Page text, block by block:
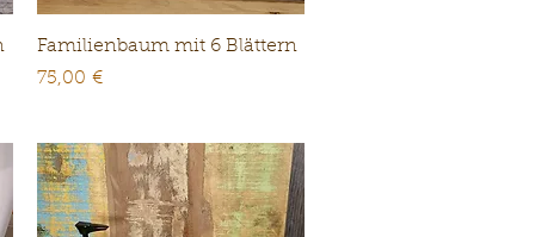
Schnellansicht
Familienbaum mit 6 Blättern
Preis
75,00 €